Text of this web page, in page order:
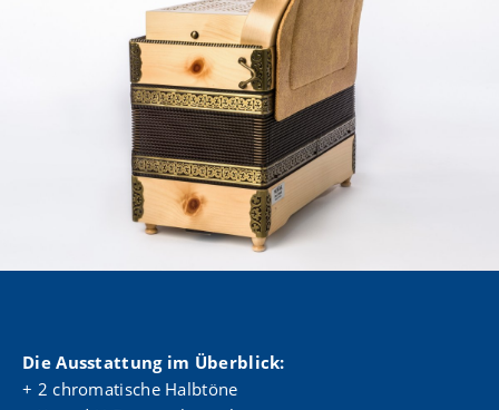
Die Ausstattung im Überblick:
+ 2 chromatische Halbtöne